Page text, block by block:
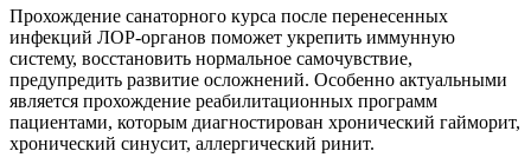
Прохождение санаторного курса после перенесенных
инфекций ЛОР-органов поможет укрепить иммунную
систему, восстановить нормальное самочувствие,
предупредить развитие осложнений. Особенно актуальными
является прохождение реабилитационных программ
пациентами, которым диагностирован хронический гайморит,
хронический синусит, аллергический ринит.